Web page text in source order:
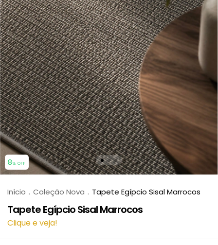
8% OFF
Início . Coleção Nova . Tapete Egípcio Sisal Marrocos
Tapete Egípcio Sisal Marrocos
Clique e veja!